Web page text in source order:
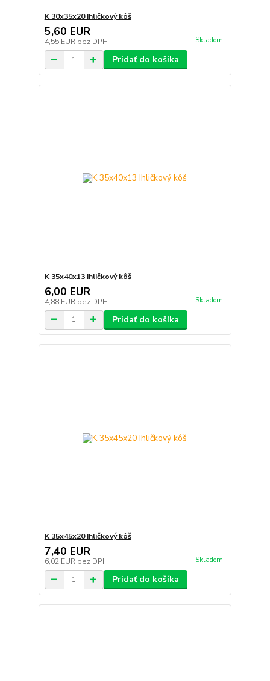
K 30x35x20 Ihličkový kôš
5,60 EUR
4,55 EUR bez DPH Skladom
Pridať do košíka
K 35x40x13 Ihličkový kôš
6,00 EUR
4,88 EUR bez DPH Skladom
Pridať do košíka
K 35x45x20 Ihličkový kôš
7,40 EUR
6,02 EUR bez DPH Skladom
Pridať do košíka